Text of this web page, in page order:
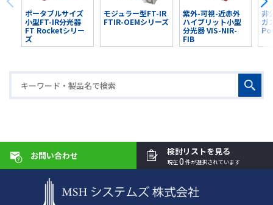
ポータブルサイズ
小型FT-IR分光器
FT Rocketシリー
ズ
モジュラー型FT-IR
FTIR-OEMシリーズ
紫外-可視-近赤外
ハイブリット小型
分光器 VIS-NIR-
FIB
非
ガ
お問い合わせ 検討リストを見る
現在0 件が選択されています